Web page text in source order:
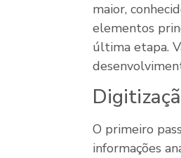
maior,
elementos
última etapa.
O primeiro
informações